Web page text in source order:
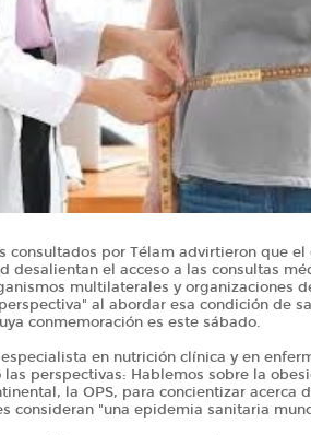
consultados por Télam advirtieron que
desalientan el acceso a las consultas
multilaterales y organizaciones
al abordar esa condición de
conmemoración es este sábado.
en nutrición clínica y en
las perspectivas: Hablemos sobre la
la OPS, para concientizar acerca
consideran "una epidemia sanitaria